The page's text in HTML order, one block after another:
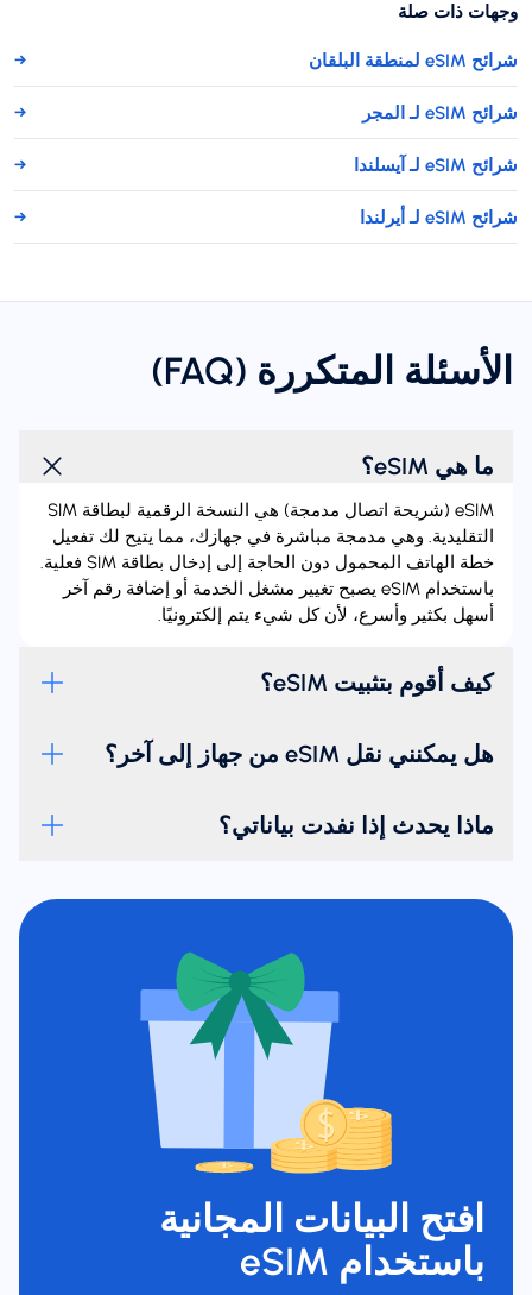
وجهات ذات صلة
شرائح eSIM لمنطقة البلقان →
شرائح eSIM لـ المجر →
شرائح eSIM لـ آيسلندا →
شرائح eSIM لـ أيرلندا →
الأسئلة المتكررة (FAQ)
ما هي eSIM؟
‏eSIM (شريحة اتصال مدمجة) هي النسخة الرقمية لبطاقة SIM
التقليدية. وهي مدمجة مباشرة في جهازك، مما يتيح لك تفعيل
خطة الهاتف المحمول دون الحاجة إلى إدخال بطاقة SIM فعلية.
باستخدام eSIM يصبح تغيير مشغل الخدمة أو إضافة رقم آخر
أسهل بكثير وأسرع، لأن كل شيء يتم إلكترونيًا.
كيف أقوم بتثبيت eSIM؟
هل يمكنني نقل eSIM من جهاز إلى آخر؟
ماذا يحدث إذا نفدت بياناتي؟
افتح البيانات المجانية
باستخدام eSIM